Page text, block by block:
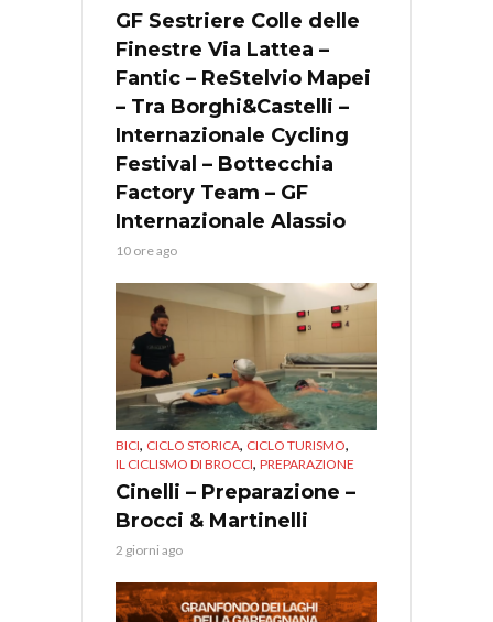
GF Sestriere Colle delle
Finestre Via Lattea –
Fantic – ReStelvio Mapei
– Tra Borghi&Castelli –
Internazionale Cycling
Festival – Bottecchia
Factory Team – GF
Internazionale Alassio
10 ore ago
BICI, CICLO STORICA, CICLO TURISMO,
IL CICLISMO DI BROCCI, PREPARAZIONE
Cinelli – Preparazione –
Brocci & Martinelli
2 giorni ago